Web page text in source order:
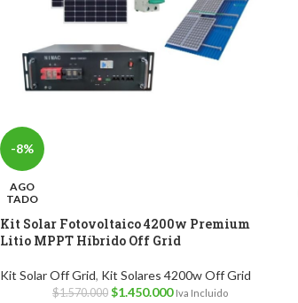
-8%
AGO
TADO
Kit Solar Fotovoltaico 4200w Premium
Litio MPPT Híbrido Off Grid
Kit Solar Off Grid, Kit Solares 4200w Off Grid
$1.570.000 $1.450.000 Iva Incluido